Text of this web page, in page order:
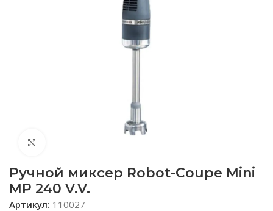
Ручной миксер Robot-Coupe Mini
MP 240 V.V.
Артикул: 110027